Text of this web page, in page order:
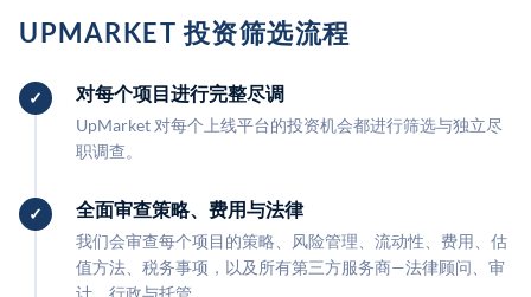
UPMARKET 投资筛选流程
对每个项目进行完整尽调
UpMarket 对每个上线平台的投资机会都进行筛选与独立尽
职调查。
全面审查策略、费用与法律
我们会审查每个项目的策略、风险管理、流动性、费用、估
值方法、税务事项，以及所有第三方服务商—法律顾问、审
计、行政与托管。